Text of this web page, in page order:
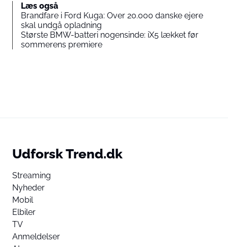
Læs også
Brandfare i Ford Kuga: Over 20.000 danske ejere
skal undgå opladning
Største BMW-batteri nogensinde: iX5 lækket før
sommerens premiere
Udforsk Trend.dk
Streaming
Nyheder
Mobil
Elbiler
TV
Anmeldelser